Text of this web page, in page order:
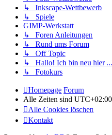
↳ Inkscape-Wettbewerb
↳ Spiele
GIMP-Werkstatt
↳ Foren Anleitungen
↳ Rund ums Forum
↳ Off Topic
↳ Hallo! Ich bin neu hier ...
↳ Fotokurs
Homepage Forum
Alle Zeiten sind UTC+02:00
Alle Cookies löschen
Kontakt